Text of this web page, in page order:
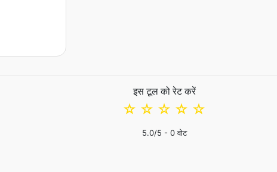
इस टूल को रेट करें
☆
☆
☆
☆
☆
5.0/5 - 0वोट